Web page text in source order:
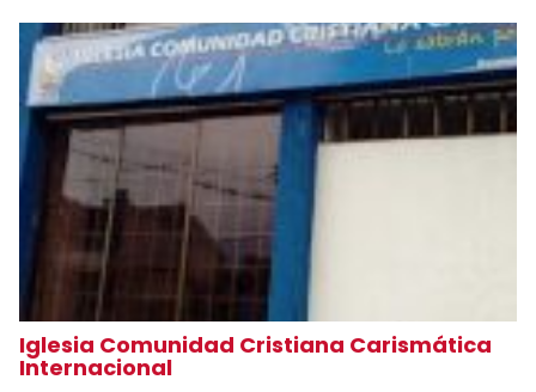
Iglesia Comunidad Cristiana Carismática
Internacional